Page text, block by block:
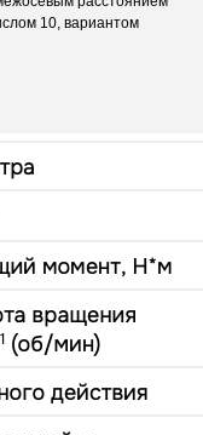
10, вариантом